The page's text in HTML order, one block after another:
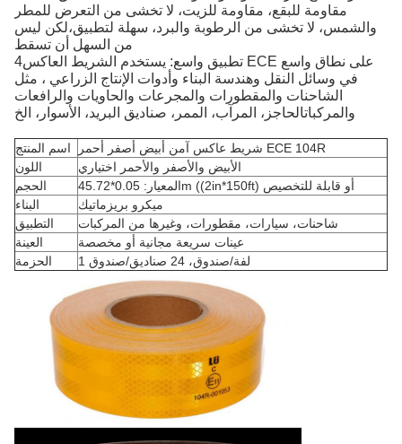
مقاومة للبقع، مقاومة للزيت، لا تخشى من التعرض للمطر
والشمس، لا تخشى من الرطوبة والبرد، سهلة لتطبيق،لكن ليس
من السهل أن تسقط
4تطبيق واسع: يستخدم الشريط العاكس ECE على نطاق واسع
في وسائل النقل وهندسة البناء وأدوات الإنتاج الزراعي ، مثل
الشاحنات والمقطورات والمجرعات والحاويات والرافعات
والمركباتالحاجز، المرآب، الممر، صناديق البريد، الأسوار، الخ
اسم المنتج
شريط عاكس آمن أبيض أصفر أحمر ECE 104R
اللون
الأبيض والأصفر والأحمر اختياري
الحجم
المعيار: 0.05*45.72m ((2in*150ft) أو قابلة للتخصيص
البناء
ميكرو بريزماتيك
التطبيق
شاحنات، سيارات، مقطورات، وغيرها من المركبات
العينة
عينات سريعة مجانية أو مخصصة
الحزمة
1 لفة/صندوق، 24 صناديق/صندوق